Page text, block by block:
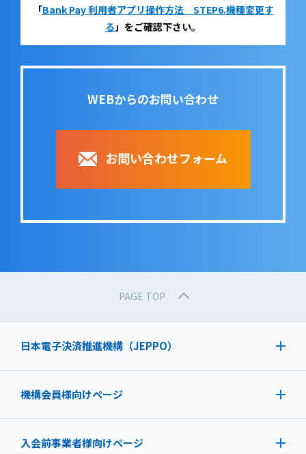
「Bank Pay 利用者アプリ操作方法 STEP6.機種変更す
る 」をご確認下さい。
WEBからのお問い合わせ
お問い合わせフォーム
PAGE TOP
日本電子決済推進機構（JEPPO）
機構会員様向けページ
入会前事業者様向けページ